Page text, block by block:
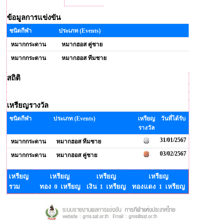
ข้อมูลการแข่งขัน
ชนิดกีฬา
ประเภท (Events)
หมากกระดาน
หมากฮอส คู่ชาย
หมากกระดาน
หมากฮอส ทีมชาย
สถิติ
เหรียญรางวัล
ชนิดกีฬา ประเภท (Events)
เหรียญ
รางวัล
วันที่ได้รับ
หมากกระดาน หมากฮอส ทีมชาย 31/01/2567
หมากกระดาน หมากฮอส คู่ชาย 03/02/2567
เหรียญ
รวม
เหรียญ
ทอง 0 เหรียญ
เหรียญ
เงิน 1 เหรียญ
เหรียญ
ทองแดง 1 เหรียญ